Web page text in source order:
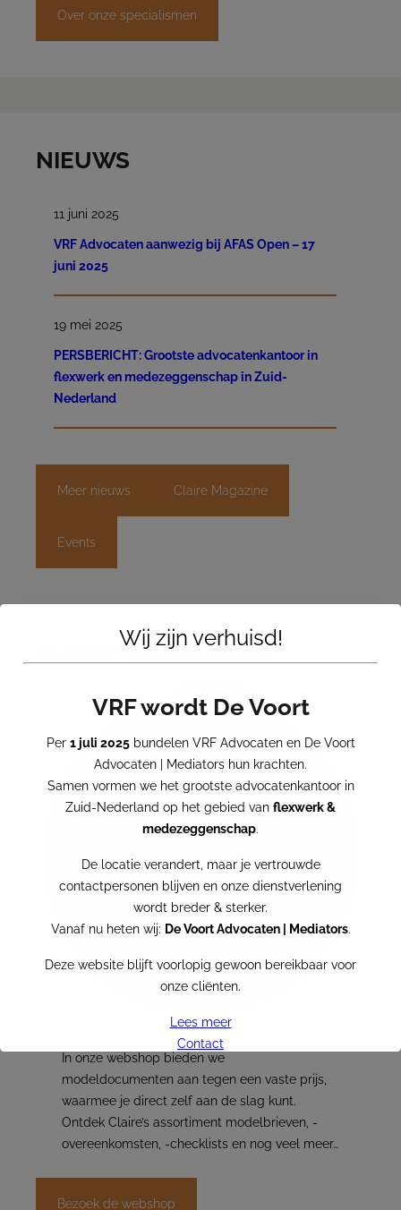
Over onze specialismen
NIEUWS
VRF Advocaten aanwezig bij AFAS Open – 17
juni 2025
11 juni 2025
PERSBERICHT: Grootste advocatenkantoor in
flexwerk en medezeggenschap in Zuid-
Nederland
19 mei 2025
Meer nieuws Claire Magazine
Events
CLAIRE’S MODELLEN
In onze webshop bieden we
modeldocumenten aan tegen een vaste prijs,
waarmee je direct zelf aan de slag kunt.
Ontdek Claire’s assortiment modelbrieven, -
overeenkomsten, -checklists en nog veel meer…
Bezoek de webshop
Wij zijn verhuisd!
VRF wordt De Voort
Per 1 juli 2025bundelen VRF Advocaten en De Voort
Advocaten | Mediators hun krachten.
Samen vormen we het grootste advocatenkantoor in
Zuid-Nederland op het gebied van flexwerk &
medezeggenschap.
De locatie verandert, maar je vertrouwde
contactpersonen blijven en onze dienstverlening
wordt breder & sterker.
Vanaf nu heten wij: De Voort Advocaten | Mediators.
Deze website blijft voorlopig gewoon bereikbaar voor
onze cliënten.
Lees meer
Contact
VRF becomes De Voort
Perthe first of July, VRF Advocaten and De Voort
Advocaten | Mediators join forces